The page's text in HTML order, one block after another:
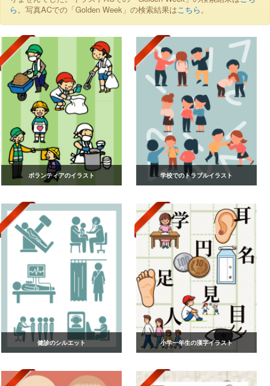
ら。写真ACでの「Golden Week」の検索結果はこちら。
ボランティアのイラスト 学校でのトラブルイラスト
健診のシルエット 小学一年生の漢字イラスト